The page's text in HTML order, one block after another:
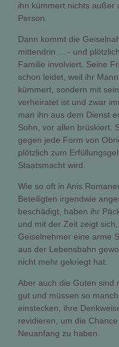
ihn kümmert nichts außer
Person.
Dann kommt die
mittendrin ... - und
Familie involviert. Seine
schon leidet, weil ihr
kümmert, sondern mit
verheiratet ist und zwar
man ihn aus dem Dienst
Sohn, vor allen brüskiert.
gegen jede Form von
plötzlich zum
Staatsmacht wird.
Wie so oft in Anis
Beteiligten irgendwie
beschädigt, haben ihr
und mit der Zeit zeigt
Geiselnehmer eine arme
aus der Lebensbahn
nicht mehr gekriegt hat.
Aber auch die Guten sind
gut und müssen so
einstecken, ihre
revidieren, um die
Neuanfang zu haben.